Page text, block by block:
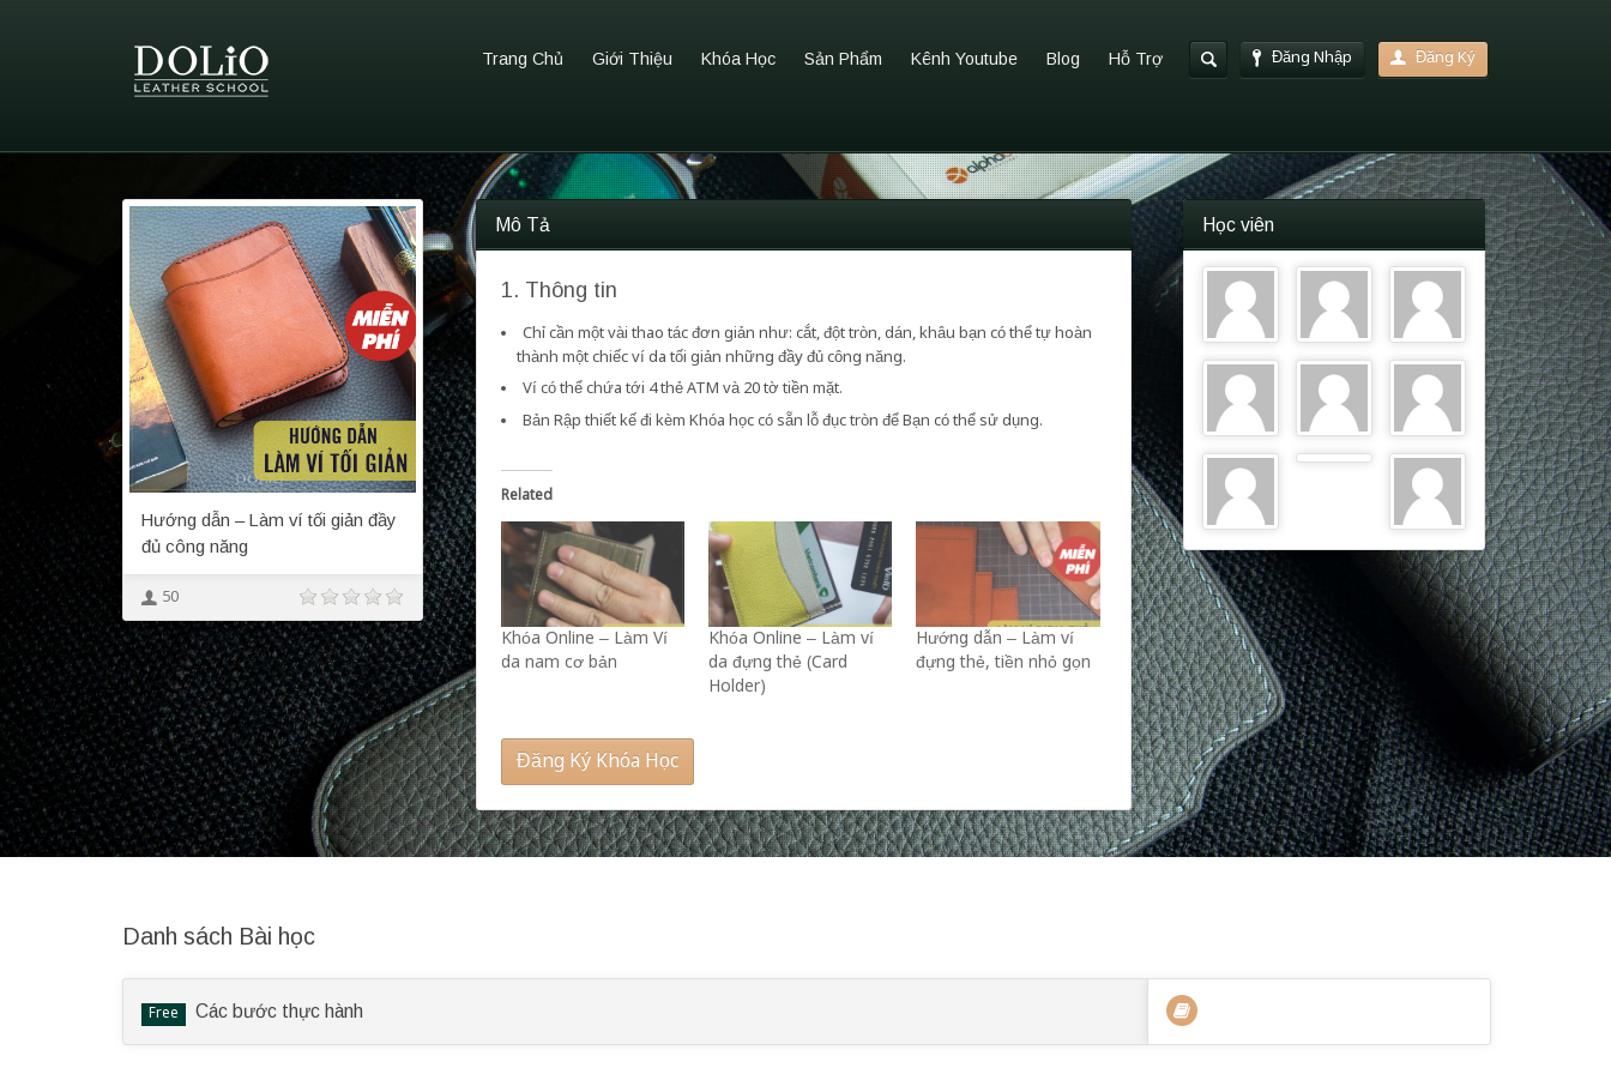
Đăng Nhập Đăng Ký
Trang Chủ Giới Thiệu Khóa Học Sản Phẩm Kênh Youtube Blog Hỗ Trợ
Hướng dẫn – Làm ví tối giản đầy
đủ công năng
50
Mô Tả
1. Thông tin
Chỉ cần một vài thao tác đơn giản như: cắt, đột tròn, dán, khâu bạn có thể tự hoàn
thành một chiếc ví da tối giản những đầy đủ công năng.
Ví có thể chứa tới 4 thẻ ATM và 20 tờ tiền mặt.
Bản Rập thiết kế đi kèm Khóa học có sẵn lỗ đục tròn để Bạn có thể sử dụng.
Related
Khóa Online – Làm Ví
da nam cơ bản
Khóa Online – Làm ví
da đựng thẻ (Card
Holder)
Hướng dẫn – Làm ví
đựng thẻ, tiền nhỏ gọn
Đăng Ký Khóa Học
Học viên
Danh sách Bài học
Free Các bước thực hành